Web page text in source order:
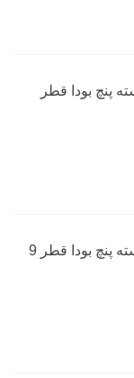
پنچ بودا قطر
کاسه تبتی نقش برجسته پنچ بودا قطر 9